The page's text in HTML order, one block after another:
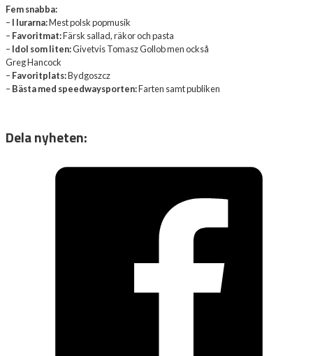
Fem snabba:
– I lurarna:Mest polsk popmusik
– Favoritmat:Färsk sallad, räkor och pasta
– Idol som liten:Givetvis Tomasz Gollob men också
Greg Hancock
– Favoritplats:Bydgoszcz
– Bästa med speedwaysporten:Farten samt publiken
Dela nyheten: